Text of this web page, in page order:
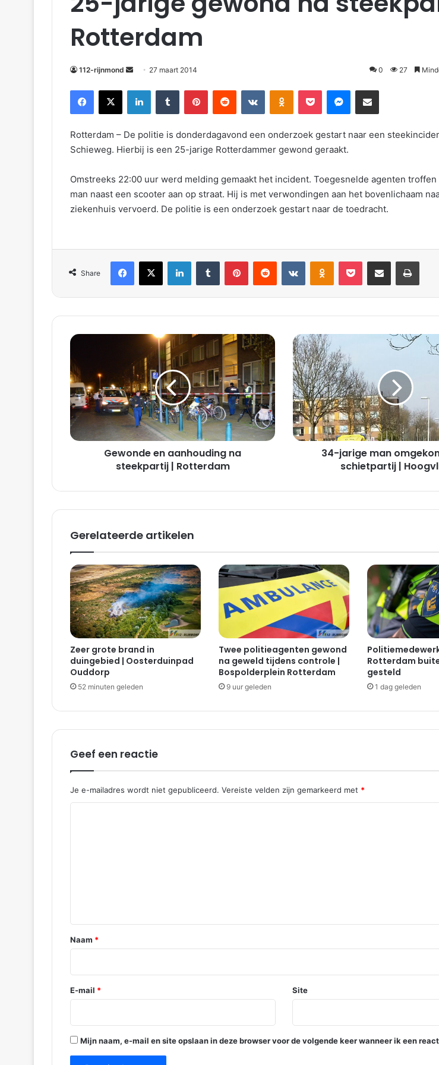
Rotterdam
112-rijnmond 27 maart 2014 0 27
Facebook X LinkedIn Tumblr Pinterest Reddit VKontakte Odnoklassniki Pocket Messenger Deel via E-mail
Rotterdam – De politie is donderdagavond een onderzoek gestart naar een
Schieweg. Hierbij is een 25-jarige Rotterdammer gewond geraakt.
Omstreeks 22:00 uur werd melding gemaakt het incident. Toegesnelde agenten
man naast een scooter aan op straat. Hij is met verwondingen aan het bovenlichaam
ziekenhuis vervoerd. De politie is een onderzoek gestart naar de toedracht.
Share
Facebook X LinkedIn Tumblr Pinterest Reddit VKontakte Odnoklassniki Pocket Deel via E-mail Print
G
w
o
n
d
e
e
n
h
i
n
g
n
a
s
t
e
e
k
p
a
r
i
R
t
e
Gewonde en aanhouding na
steekpartij | Rotterdam
3
4
-
j
a
r
i
g
e
o
o
m
e
n
i
s
c
h
i
p
|
H
34-jarige man
schietpartij |
Gerelateerde artikelen
Zeer grote brand in
duingebied | Oosterduinpad
Ouddorp
52 minuten geleden
Twee politieagenten gewond
na geweld tijdens controle |
Bospolderplein Rotterdam
9 uur geleden
Rotterdam
gesteld
1 dag geleden
Geef een reactie
Je e-mailadres wordt niet gepubliceerd. Vereiste velden zijn gemarkeerd met *
*
Naam *
E-mail * Site
Mijn naam, e-mail en site opslaan in deze browser voor de volgende keer wanneer ik een